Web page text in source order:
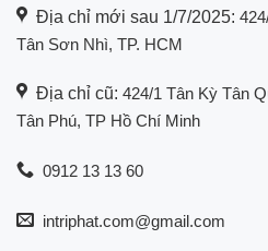
Địa chỉ mới sau 1/7/2025:
Tân Sơn Nhì, TP. HCM
Địa chỉ cũ: 424/1 Tân Kỳ Tân
Tân Phú, TP Hồ Chí Minh
0912 13 13 60
intriphat.com@gmail.com